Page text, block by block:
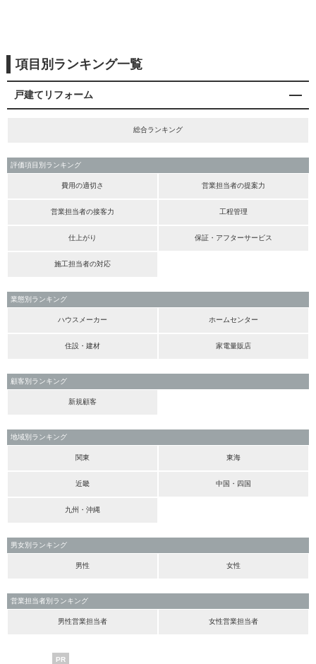
項目別ランキング一覧
戸建てリフォーム
総合ランキング
評価項目別ランキング
費用の適切さ 営業担当者の提案力
営業担当者の接客力 工程管理
仕上がり 保証・アフターサービス
施工担当者の対応
業態別ランキング
ハウスメーカー ホームセンター
住設・建材 家電量販店
顧客別ランキング
新規顧客
地域別ランキング
関東 東海
近畿 中国・四国
九州・沖縄
男女別ランキング
男性 女性
営業担当者別ランキング
男性営業担当者 女性営業担当者
PR